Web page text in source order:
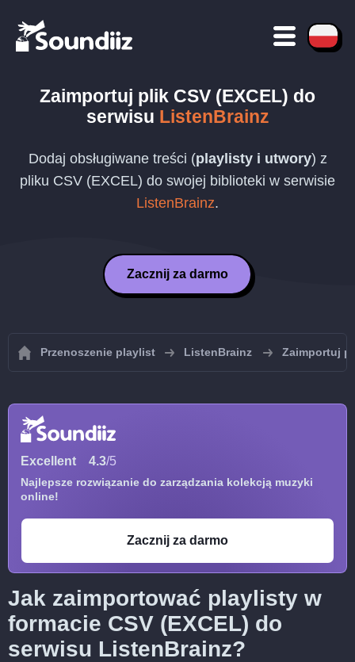
Zaimportuj plik CSV (EXCEL) do
serwisu ListenBrainz
Dodaj obsługiwane treści (playlisty i utwory) z
pliku CSV (EXCEL) do swojej biblioteki w serwisie
ListenBrainz.
Zacznij za darmo
Przenoszenie playlist ListenBrainz Zaimportuj
Excellent 4.3/5
Najlepsze rozwiązanie do zarządzania kolekcją muzyki
online!
Zacznij za darmo
Jak zaimportować playlisty w
formacie CSV (EXCEL) do
serwisu ListenBrainz?